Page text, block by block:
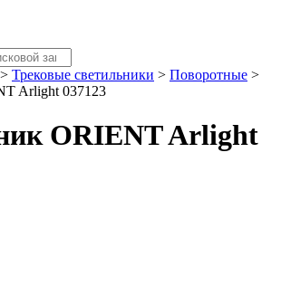
> Трековые светильники > Поворотные >
Arlight 037123
ORIENT Arlight